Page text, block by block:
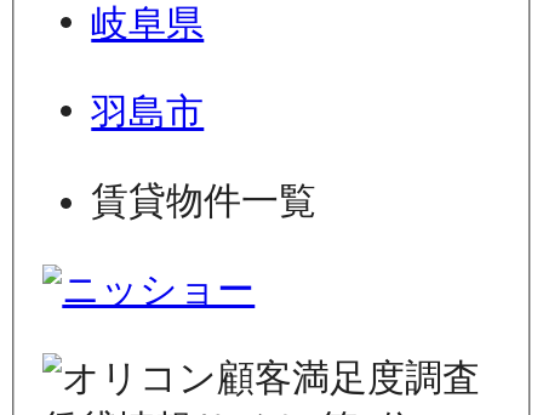
岐阜県
羽島市
賃貸物件一覧